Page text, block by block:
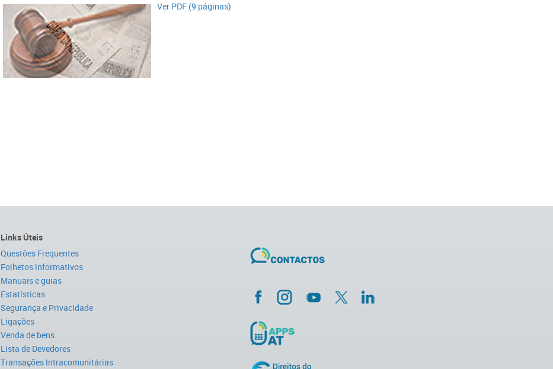
Ver PDF (9 páginas)​​
Links Úteis
Questões Frequentes
Folhetos informativos
Manuais e guias
Estatísticas
Segurança e Privacidade
Ligações
Venda de bens
Lista de Devedores
Transações Intracomunitárias